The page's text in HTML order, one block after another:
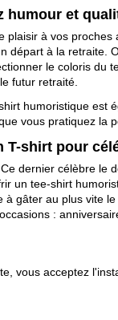
humour et
plaisir à vos
départ à la retraite.
le coloris du
futur retraité.
humoristique est
vous pratiquez la
T-shirt pour
dernier célèbre le
un tee-shirt
gâter au plus vite
:
vous acceptez